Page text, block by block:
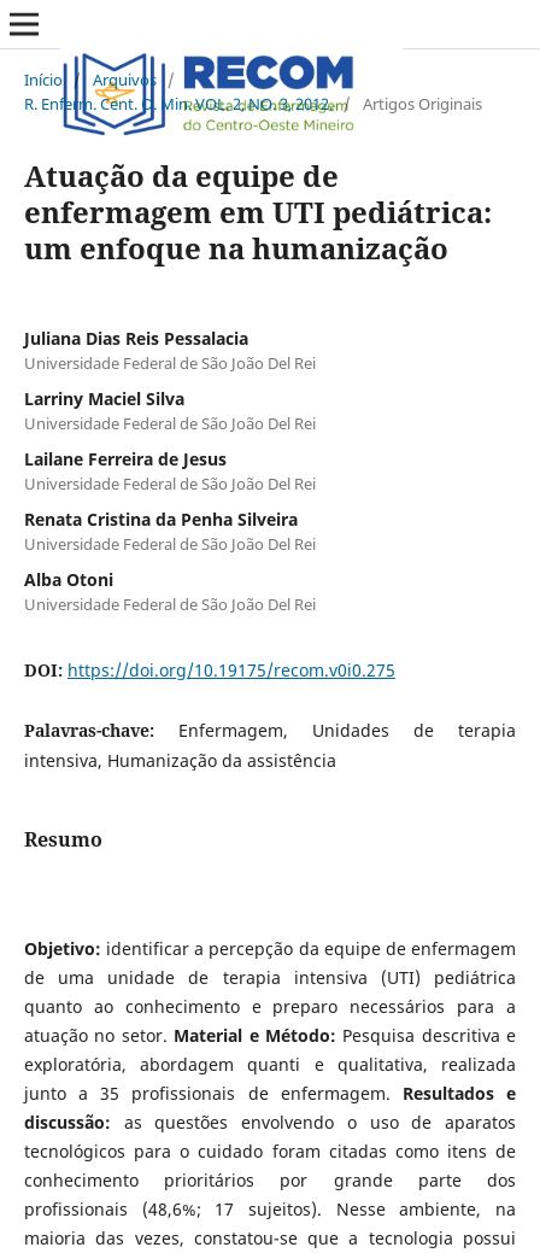
Início / Arquivos /
R. Enferm. Cent. O. Min. VOL. 2, NO. 3, 2012. / Artigos Originais
Atuação da equipe de
enfermagem em UTI pediátrica:
um enfoque na humanização
Juliana Dias Reis Pessalacia
Universidade Federal de São João Del Rei
Larriny Maciel Silva
Universidade Federal de São João Del Rei
Lailane Ferreira de Jesus
Universidade Federal de São João Del Rei
Renata Cristina da Penha Silveira
Universidade Federal de São João Del Rei
Alba Otoni
Universidade Federal de São João Del Rei
DOI: https://doi.org/10.19175/recom.v0i0.275
Palavras-chave: Enfermagem, Unidades de terapia
intensiva, Humanização da assistência
Resumo
Objetivo: identificar a percepção da equipe de enfermagem
de uma unidade de terapia intensiva (UTI) pediátrica
quanto ao conhecimento e preparo necessários para a
atuação no setor. Material e Método: Pesquisa descritiva e
exploratória, abordagem quanti e qualitativa, realizada
junto a 35 profissionais de enfermagem. Resultados e
discussão: as questões envolvendo o uso de aparatos
tecnológicos para o cuidado foram citadas como itens de
conhecimento prioritários por grande parte dos
profissionais (48,6%; 17 sujeitos). Nesse ambiente, na
maioria das vezes, constatou-se que a tecnologia possui